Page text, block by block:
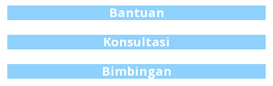
Bantuan
Konsultasi
Bimbingan